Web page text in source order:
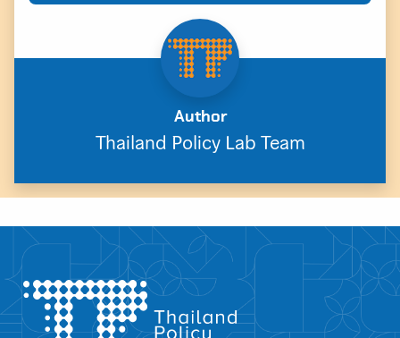
Author
Thailand Policy Lab Team